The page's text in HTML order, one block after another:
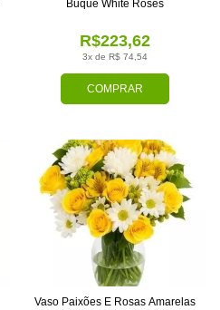
COMPRAR
3x de R$ 74,54
R$223,62
Buquê White Roses
Vaso Paixões E Rosas Amarelas